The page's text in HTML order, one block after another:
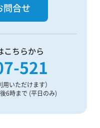
問合せ
こちらから
521
いただけます）
6時まで (平日のみ)